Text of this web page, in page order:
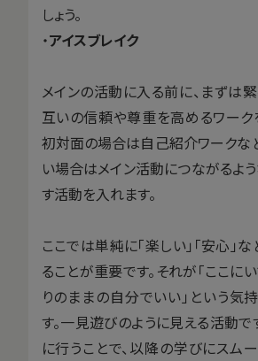
しょう。
・アイスブレイク
メインの活動に入る前に、まずは
互いの信頼や尊重を高めるワーク
初対面の場合は自己紹介ワークな
い場合はメイン活動につながるよ
す活動を入れます。
ここでは単純に「楽しい」「安心」
ることが重要です。それが「ここに
りのままの自分でいい」という気
す。一見遊びのように見える活動で
に行うことで、以降の学びにスム